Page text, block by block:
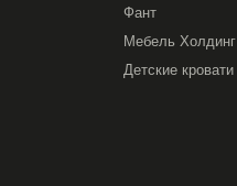
Фант
Мебель Холдинг
Детские